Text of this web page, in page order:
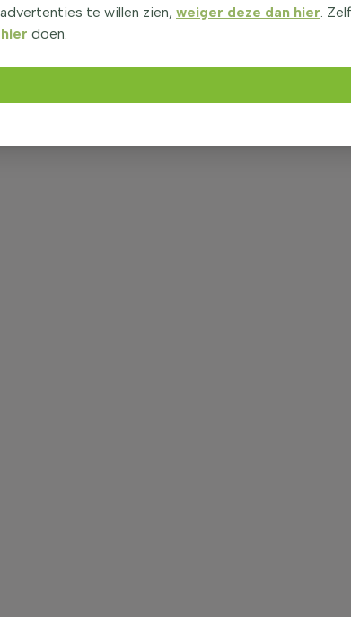
te willen zien, weiger deze dan hier.
hier doen.